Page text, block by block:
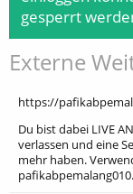
gesperrt
Externe
https://
Du bist dabei LIVE
verlassen und eine
mehr haben.